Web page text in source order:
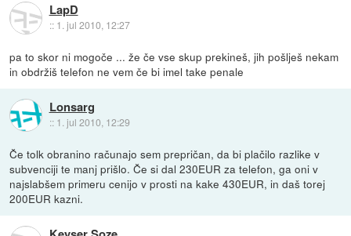
LapD
:: 1. jul 2010, 12:27
pa to skor ni mogoče ... že če vse skup prekineš, jih pošlješ nekam
in obdržiš telefon ne vem če bi imel take penale
Lonsarg
:: 1. jul 2010, 12:29
Če tolk obranino računajo sem prepričan, da bi plačilo razlike v
subvenciji te manj prišlo. Če si dal 230EUR za telefon, ga oni v
najslabšem primeru cenijo v prosti na kake 430EUR, in daš torej
200EUR kazni.